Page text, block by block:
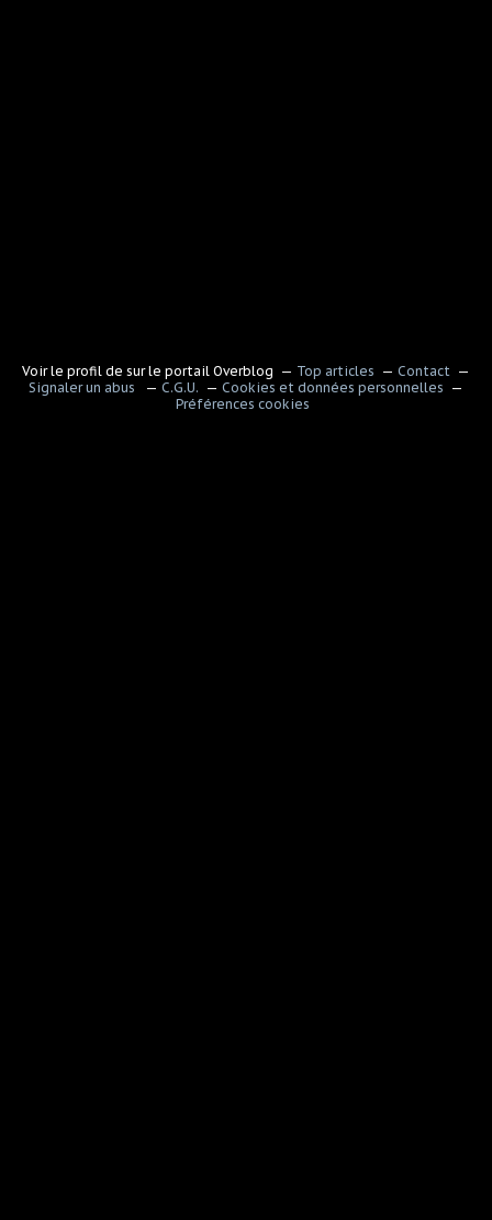
Voir le profil de sur le portail Overblog Top articles
Contact
Signaler un abus
C.G.U.
Cookies et données personnelles
Préférences cookies